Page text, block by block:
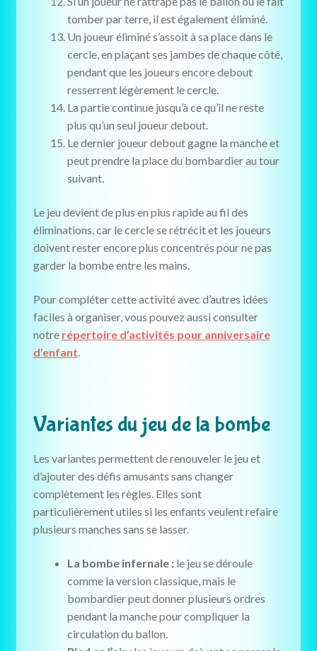
tomber par terre, il est également éliminé.
Un joueur éliminé s’assoit à sa place dans le
cercle, en plaçant ses jambes de chaque côté,
pendant que les joueurs encore debout
resserrent légèrement le cercle.
La partie continue jusqu’à ce qu’il ne reste
plus qu’un seul joueur debout.
Le dernier joueur debout gagne la manche et
peut prendre la place du bombardier au tour
suivant.
Le jeu devient de plus en plus rapide au fil des
éliminations, car le cercle se rétrécit et les joueurs
doivent rester encore plus concentrés pour ne pas
garder la bombe entre les mains.
Pour compléter cette activité avec d’autres idées
faciles à organiser, vous pouvez aussi consulter
notre répertoire d’activités pour anniversaire
d’enfant
Variantes du jeu de la bombe
Les variantes permettent de renouveler le jeu et
d’ajouter des défis amusants sans changer
complètement les règles. Elles sont
particulièrement utiles si les enfants veulent refaire
plusieurs manches sans se lasser.
La bombe infernale :le jeu se déroule
comme la version classique, mais le
bombardier peut donner plusieurs ordres
pendant la manche pour compliquer la
circulation du ballon.